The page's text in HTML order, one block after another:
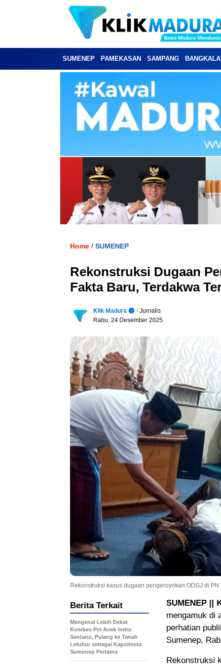
SUMENEP PAMEKASAN SAMPANG
Home / SUMENEP
Rekonstruksi Dugaan
Fakta Baru, Terdakwa
Klik Madura
- Jurnalis
Rabu, 24 Desember 2025
Rekonstruksi kasus dugaan pengeroyokan ODGJ di PN
SUMENEP ||
mengamuk di
perhatian
Sumenep,
Rekonstruksi
Berita Terkait
Mengenal Lebih Dekat
Kombes Pol Ariek Indra
Sentanu, Pulang ke Tanah
Leluhur sebagai Kapolresta
Sumenep Pertama